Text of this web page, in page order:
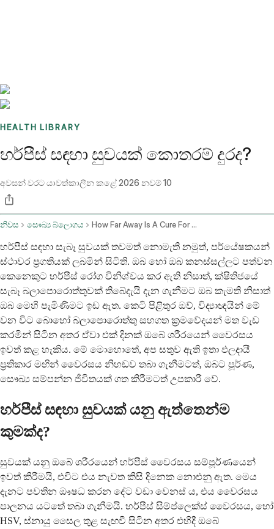
HEALTH LIBRARY
හර්පීස් සඳහා සුවයක් කොතරම් දුරද?
අවසන් වරට යාවත්කාලීන කළේ2026 නවම් 10
නිවස සෞඛ්‍ය බ්ලොගය How Far Away Is A Cure For Herpes
හර්පීස් සඳහා සැබෑ සුවයක් තවමත් නොමැති නමුත්, පර්යේෂකයන්
ස්ථාවර ප්‍රගතියක් ලබමින් සිටිති. ඔබ හෝ ඔබ කනස්සල්ලට පත්වන
කෙනෙකුට හර්පීස් රෝග විනිශ්චය කර ඇති නිසාත්, ක්ෂිතිජයේ
සැබෑ බලාපොරොත්තුවක් තිබේදැයි දැන ගැනීමට ඔබ කැමති නිසාත්
ඔබ මෙහි පැමිණීමට ඉඩ ඇත. කෙටි පිළිතුර ඔව්, විද්‍යාඥයින් මේ
වන විට බොහෝ බලාපොරොත්තු සහගත ක්‍රමවේදයන් මත වැඩ
කරමින් සිටින අතර ඒවා එක් දිනක් ඔබේ ශරීරයෙන් වෛරසය
ඉවත් කළ හැකිය. මේ මොහොතේ, අප සතුව ඇති ඉතා ඵලදායී
ප්‍රතිකාර මඟින් වෛරසය නිහඬව තබා ගැනීමටත්, ඔබට පූර්ණ,
සෞඛ්‍ය සම්පන්න ජීවිතයක් ගත කිරීමටත් උපකාරී වේ.
හර්පීස් සඳහා සුවයක් යනු ඇත්තෙන්ම
කුමක්ද?
සුවයක් යනු ඔබේ ශරීරයෙන් හර්පීස් වෛරසය සම්පූර්ණයෙන්
ඉවත් කිරීමයි, එවිට එය නැවත කිසි දිනෙක නොඑනු ඇත. මෙය
දැනට පවතින ඖෂධ කරන දේට වඩා වෙනස් ය, එය වෛරසය
පාලනය යටතේ තබා ගැනීමයි. හර්පීස් සිම්ප්ලෙක්ස් වෛරසය, හෝ
HSV, ස්නායු සෛල තුළ සැඟවී සිටින අතර එහිදී ඔබේ